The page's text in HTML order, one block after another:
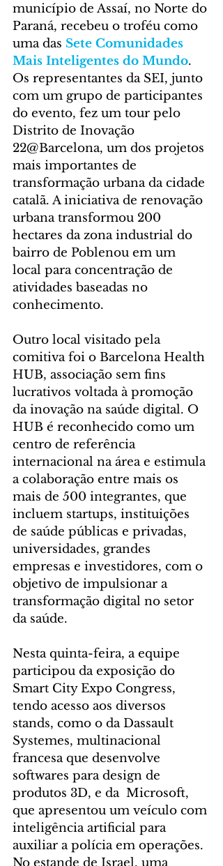
município de Assaí, no Norte do
Paraná, recebeu o troféu como
uma das Sete Comunidades
Mais Inteligentes do Mundo.
Os representantes da SEI, junto
com um grupo de participantes
do evento, fez um tour pelo
Distrito de Inovação
22@Barcelona, um dos projetos
mais importantes de
transformação urbana da cidade
catalã. A iniciativa de renovação
urbana transformou 200
hectares da zona industrial do
bairro de Poblenou em um
local para concentração de
atividades baseadas no
conhecimento.
Outro local visitado pela
comitiva foi o Barcelona Health
HUB, associação sem fins
lucrativos voltada à promoção
da inovação na saúde digital. O
HUB é reconhecido como um
centro de referência
internacional na área e estimula
a colaboração entre mais os
mais de 500 integrantes, que
incluem startups, instituições
de saúde públicas e privadas,
universidades, grandes
empresas e investidores, com o
objetivo de impulsionar a
transformação digital no setor
da saúde.
Nesta quinta-feira, a equipe
participou da exposição do
Smart City Expo Congress,
tendo acesso aos diversos
stands, como o da Dassault
Systemes, multinacional
francesa que desenvolve
softwares para design de
produtos 3D, e da  Microsoft,
que apresentou um veículo com
inteligência artificial para
auxiliar a polícia em operações.